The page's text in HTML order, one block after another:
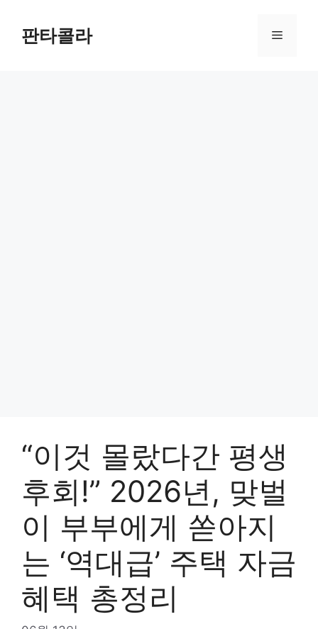
content판타콜라 Menu
“이것 몰랐다간 평생
후회!” 2026년, 맞벌
이 부부에게 쏟아지
는 ‘역대급’ 주택 자금
혜택 총정리